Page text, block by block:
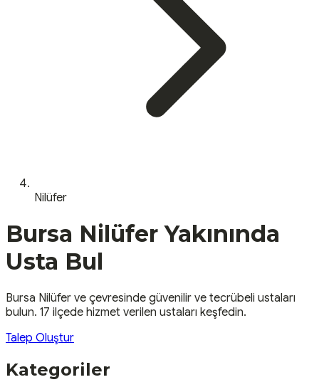
Nilüfer
Bursa Nilüfer Yakınında
Usta Bul
Bursa Nilüfer ve çevresinde güvenilir ve tecrübeli ustaları
bulun. 17 ilçede hizmet verilen ustaları keşfedin.
Talep Oluştur
Kategoriler